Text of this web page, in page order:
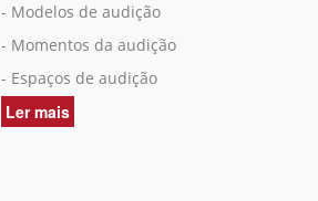
- Modelos de audição
- Momentos da audição
- Espaços de audição
Ler maisacerca
de